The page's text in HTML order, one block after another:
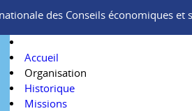
des Conseils économiques
Accueil
Organisation
Historique
Missions